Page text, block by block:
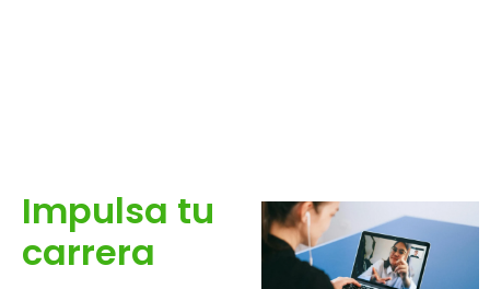
Impulsa tu
carrera